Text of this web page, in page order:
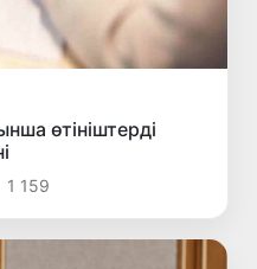
өтініштерді
1 159